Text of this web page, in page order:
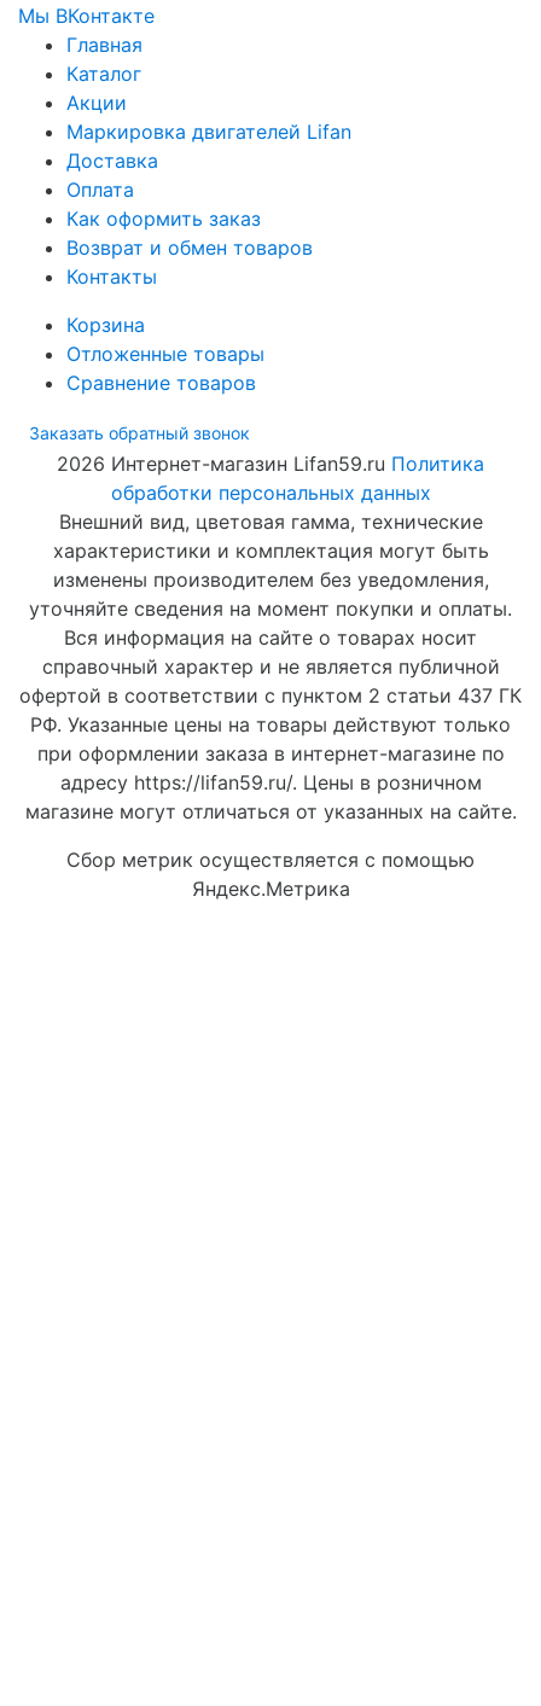
Мы ВКонтакте
Главная
Каталог
Акции
Маркировка двигателей Lifan
Доставка
Оплата
Как оформить заказ
Возврат и обмен товаров
Контакты
Корзина
Отложенные товары
Сравнение товаров
Заказать обратный звонок
2026 Интернет-магазин Lifan59.ru Политика
обработки персональных данных
Внешний вид, цветовая гамма, технические
характеристики и комплектация могут быть
изменены производителем без уведомления,
уточняйте сведения на момент покупки и оплаты.
Вся информация на сайте о товарах носит
справочный характер и не является публичной
офертой в соответствии с пунктом 2 статьи 437 ГК
РФ. Указанные цены на товары действуют только
при оформлении заказа в интернет-магазине по
адресу https://lifan59.ru/. Цены в розничном
магазине могут отличаться от указанных на сайте.
Сбор метрик осуществляется с помощью
Яндекс.Метрика